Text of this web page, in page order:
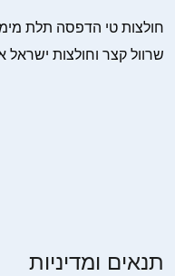
חולצות טי הדפסה תלת
שרוול קצר וחולצות ישראל
תנאים ומדיניות